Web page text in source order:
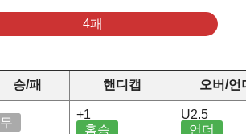
4패
승/패 핸디캡 오버/언
무
+1
홈승
U2.5
언더